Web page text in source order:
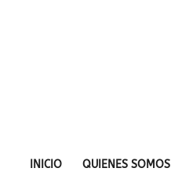
INICIO QUIENES SOMOS